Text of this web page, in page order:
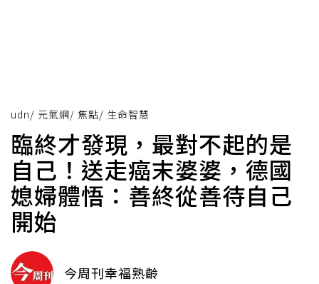
udn/ 元氣網/ 焦點/ 生命智慧
臨終才發現，最對不起的是
自己！送走癌末婆婆，德國
媳婦體悟：善終從善待自己
開始
今周刊幸福熟齡